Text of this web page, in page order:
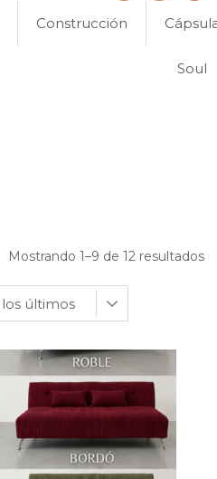
Construcción
Soul
Mostrando 1–9 de 12 resultados